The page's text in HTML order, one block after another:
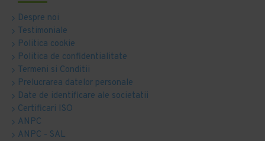
Despre noi
Testimoniale
Politica cookie
Politica de confidentialitate
Termeni si Conditii
Prelucrarea datelor personale
Date de identificare ale societatii
Certificari ISO
ANPC
ANPC - SAL